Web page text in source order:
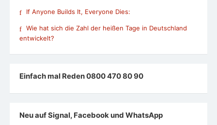
If Anyone Builds It, Everyone Dies:
Wie hat sich die Zahl der heißen Tage in Deutschland
entwickelt?
Einfach mal Reden 0800 470 80 90
Neu auf Signal, Facebook und WhatsApp